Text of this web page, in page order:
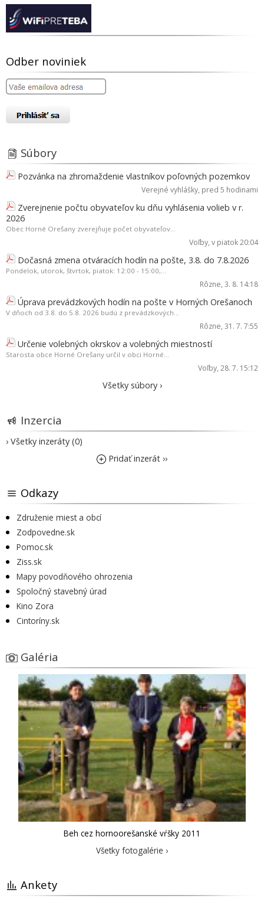
Odber noviniek
Súbory
Pozvánka na zhromaždenie vlastníkov poľovných pozemkov
Verejné vyhlášky, pred 5 hodinami
Zverejnenie počtu obyvateľov ku dňu vyhlásenia volieb v r.
2026
Obec Horné Orešany zverejňuje počet obyvateľov...
Voľby, v piatok 20:04
Dočasná zmena otváracích hodín na pošte, 3.8. do 7.8.2026
Pondelok, utorok, štvrtok, piatok: 12:00 - 15:00,...
Rôzne, 3. 8. 14:18
Úprava prevádzkových hodín na pošte v Horných Orešanoch
V dňoch od 3.8. do 5.8. 2026 budú z prevádzkových...
Rôzne, 31. 7. 7:55
Určenie volebných okrskov a volebných miestností
Starosta obce Horné Orešany určil v obci Horné...
Voľby, 28. 7. 15:12
Všetky súbory ›
Inzercia
› Všetky inzeráty (0)
Pridať inzerát ››
Odkazy
Združenie miest a obcí
Zodpovedne.sk
Pomoc.sk
Ziss.sk
Mapy povodňového ohrozenia
Spoločný stavebný úrad
Kino Zora
Cintoríny.sk
Galéria
Beh cez hornoorešanské vŕšky 2011
Všetky fotogalérie ›
Ankety